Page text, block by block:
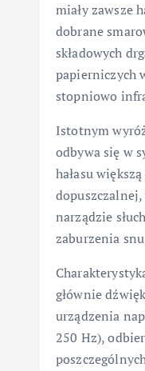
miały zawsze
dobrane
składowych
papierniczych
stopniowo
Istotnym
odbywa się w
hałasu
narządzie
zaburzenia
głównie
urządzenia
250 Hz),